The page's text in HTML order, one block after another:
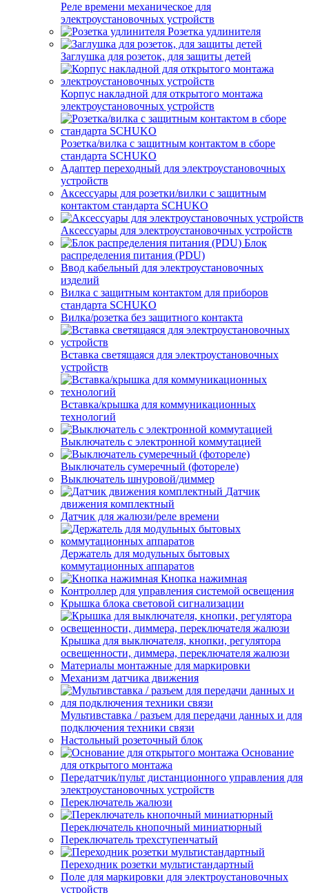
Реле времени механическое для
электроустановочных устройств
Розетка удлинителя
Заглушка для розеток, для защиты детей
Корпус накладной для открытого монтажа
электроустановочных устройств
Розетка/вилка с защитным контактом в сборе
стандарта SCHUKO
Адаптер переходный для электроустановочных
устройств
Аксессуары для розетки/вилки с защитным
контактом стандарта SCHUKO
Аксессуары для электроустановочных устройств
Блок
распределения питания (PDU)
Ввод кабельный для электроустановочных
изделий
Вилка с защитным контактом для приборов
стандарта SCHUKO
Вилка/розетка без защитного контакта
Вставка светящаяся для электроустановочных
устройств
Вставка/крышка для коммуникационных
технологий
Выключатель с электронной коммутацией
Выключатель сумеречный (фотореле)
Выключатель шнуровой/диммер
Датчик
движения комплектный
Датчик для жалюзи/реле времени
Держатель для модульных бытовых
коммутационных аппаратов
Кнопка нажимная
Контроллер для управления системой освещения
Крышка блока световой сигнализации
Крышка для выключателя, кнопки, регулятора
освещенности, диммера, переключателя жалюзи
Материалы монтажные для маркировки
Механизм датчика движения
Мультивставка / разъем для передачи данных и для
подключения техники связи
Настольный розеточный блок
Основание
для открытого монтажа
Передатчик/пульт дистанционного управления для
электроустановочных устройств
Переключатель жалюзи
Переключатель кнопочный миниатюрный
Переключатель трехступенчатый
Переходник розетки мультистандартный
Поле для маркировки для электроустановочных
устройств